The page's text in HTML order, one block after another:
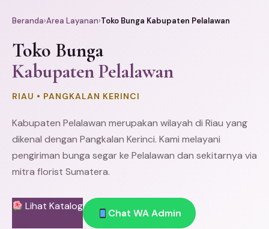
Beranda›Area Layanan›Toko Bunga Kabupaten Pelalawan
Toko Bunga
Kabupaten Pelalawan
RIAU • PANGKALAN KERINCI
Kabupaten Pelalawan merupakan wilayah di Riau yang
dikenal dengan Pangkalan Kerinci. Kami melayani
pengiriman bunga segar ke Pelalawan dan sekitarnya via
mitra florist Sumatera.
Lihat Katalog
Chat WA Admin